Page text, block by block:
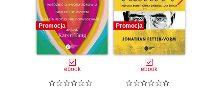
Promocja
ebook
Promocja
ebook